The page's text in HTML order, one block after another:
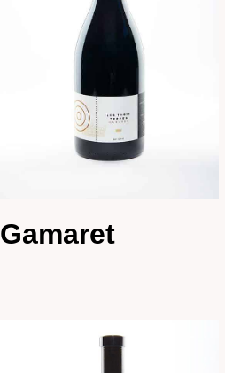
Gamaret